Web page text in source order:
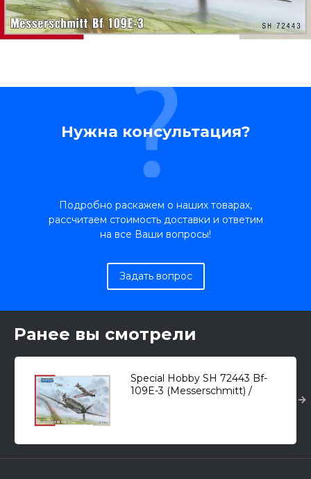
Нужна консультация?
Подробно раскажем о наших товарах,
рассчитаем стоимость доставки и ответим
на все Ваши вопросы!
Задать вопрос
Ранее вы смотрели
Special Hobby SH 72443 Bf-
109E-3 (Messerschmitt) /